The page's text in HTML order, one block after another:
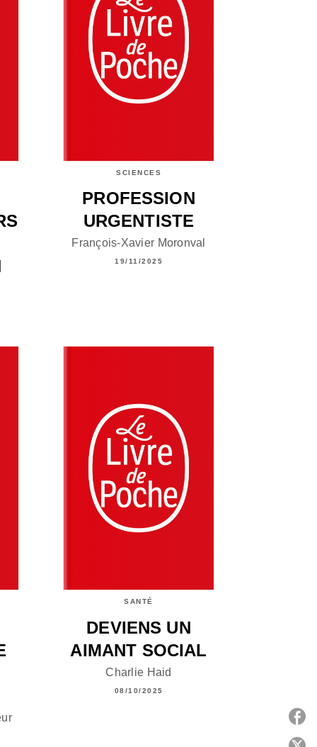
SCIENCES
PROFESSION
URGENTISTE
François-Xavier Moronval
19/11/2025
SANTÉ
DEVIENS UN
AIMANT SOCIAL
Charlie Haid
08/10/2025